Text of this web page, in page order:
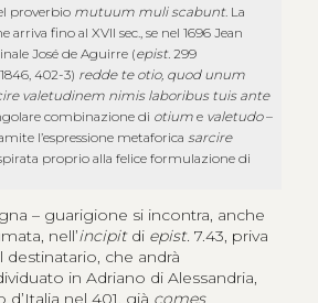
proverbio mutuum muli scabunt. La
arriva fino al XVII sec., se nel 1696 Jean
José de Aguirre (epist.299
402-3) redde te otio, quod unum
valetudinem nimis laboribus tuis ante
combinazione di otium e valetudo–
l’espressione metaforica sarcire
proprio alla felice formulazione di
– guarigione si incontra, anche
nell’incipit di epist. 7.43, priva
destinatario, che andrà
in Adriano di Alessandria,
nel 401, già comes